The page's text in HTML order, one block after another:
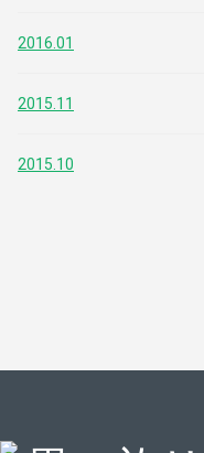
2016.01
2015.11
2015.10